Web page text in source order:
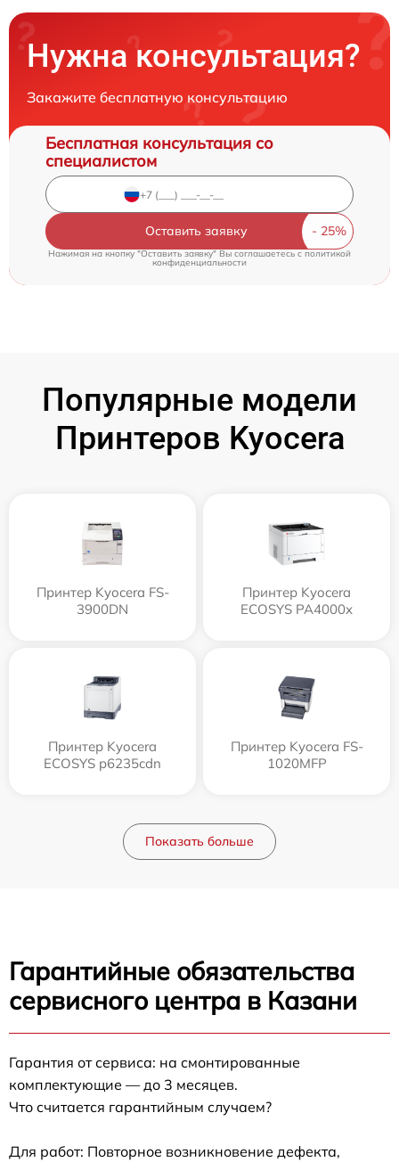
Нужна консультация?
Закажите бесплатную консультацию
Бесплатная консультация со
специалистом
Оставить заявку
Нажимая на кнопку "Оставить заявку" Вы соглашаетесь c политикой
конфиденциальности
Популярные модели
Принтеров Kyocera
Принтер Kyocera FS-
3900DN
Принтер Kyocera
ECOSYS PA4000x
Принтер Kyocera
ECOSYS p6235cdn
Принтер Kyocera FS-
1020MFP
Показать больше
Гарантийные обязательства
сервисного центра в Казани
Гарантия от сервиса: на смонтированные
комплектующие — до 3 месяцев.
Что считается гарантийным случаем?
Для работ: Повторное возникновение дефекта,